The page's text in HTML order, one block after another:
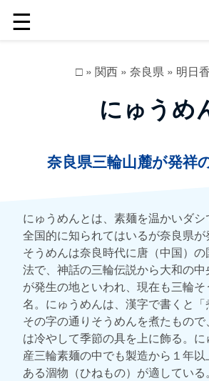
☰
□» 関西» 奈良県» 明日
にゅうめ
奈良県三輪山麓が発祥
にゅうめんとは、素麺を温かいダシ
全国的に知られてはいるが奈良県が
そうめんは奈良時代に唐（中国）
法で、神話の三輪伝説から大和の
が発生の地といわれ、現在も三輪
名。にゅうめんは、漢字で書くと「
その字の通りそうめんを煮たもの
は冷やして季節の具を上に飾る。
産三輪素麺の中でも製造から１年
ある涸物（ひねもの）が適している。